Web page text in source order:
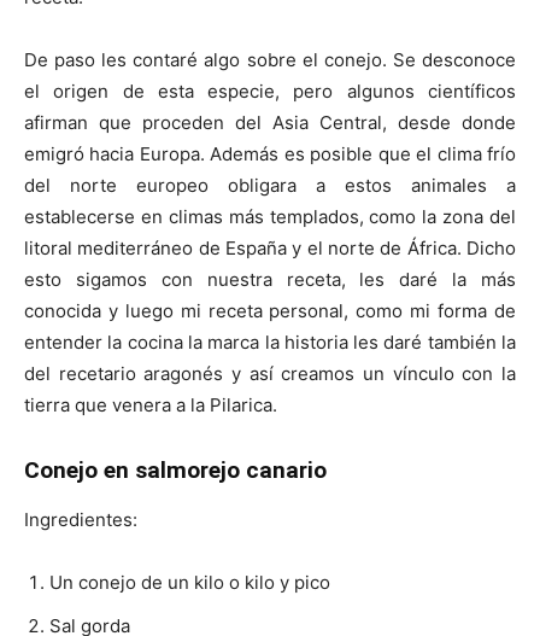
De paso les contaré algo sobre el conejo. Se desconoce
el origen de esta especie, pero algunos científicos
afirman que proceden del Asia Central, desde donde
emigró hacia Europa. Además es posible que el clima frío
del norte europeo obligara a estos animales a
establecerse en climas más templados, como la zona del
litoral mediterráneo de España y el norte de África. Dicho
esto sigamos con nuestra receta, les daré la más
conocida y luego mi receta personal, como mi forma de
entender la cocina la marca la historia les daré también la
del recetario aragonés y así creamos un vínculo con la
tierra que venera a la Pilarica.
Conejo en salmorejo canario
Ingredientes:
Un conejo de un kilo o kilo y pico
Sal gorda